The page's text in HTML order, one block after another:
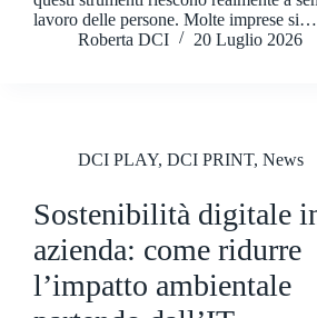
lavoro delle persone. Molte imprese si…
Roberta DCI
20 Luglio 2026
DCI PLAY, DCI PRINT, News
Sostenibilità digitale
azienda: come ridurre
l’impatto ambientale